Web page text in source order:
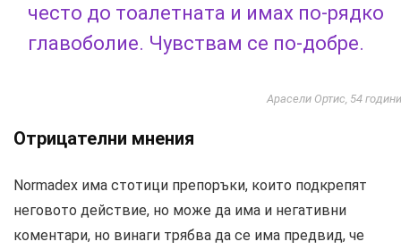
често до тоалетната и имах по-рядко
главоболие. Чувствам се по-добре.
Арасели Ортис, 54 години
Oтрицателни мнения
Normadex има стотици препоръки, които подкрепят
неговото действие, но може да има и негативни
коментари, но винаги трябва да се има предвид, че